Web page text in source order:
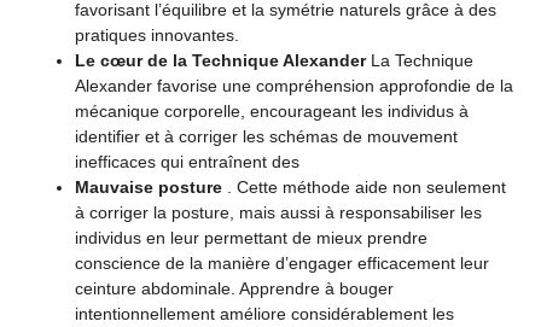
favorisant l’équilibre et la symétrie naturels grâce à des
pratiques innovantes.
Le cœur de la Technique AlexanderLa Technique
Alexander favorise une compréhension approfondie de la
mécanique corporelle, encourageant les individus à
identifier et à corriger les schémas de mouvement
inefficaces qui entraînent des
Mauvaise posture . Cette méthode aide non seulement
à corriger la posture, mais aussi à responsabiliser les
individus en leur permettant de mieux prendre
conscience de la manière d’engager efficacement leur
ceinture abdominale. Apprendre à bouger
intentionnellement améliore considérablement les